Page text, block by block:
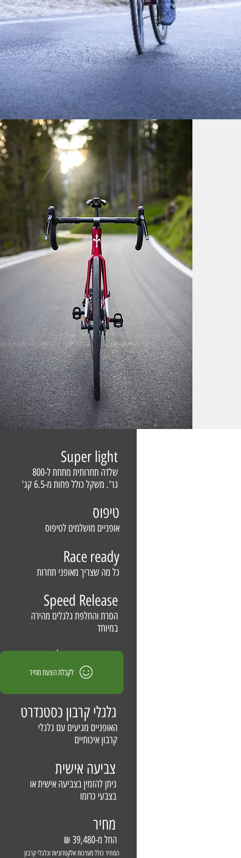
לקבלת הצעת מחיר
Super light
שלדה תחרותית מתחת ל-800
גר'. משקל כולל פחות מ-6.5 קג'
טיפוס
אופניים מושלמים לטיפוס
Race ready
כל מה שצריך מאופני תחרות
Speed Release
הסרת והחלפת גלגלים מהירה
במיוחד
כידון אינטגרלי
שלדה נקייה מכבלים למראה
גלגלי קרבון כסטנדרט
האופניים מגיעים עם גלגלי
קרבון איכותיים
צביעה אישית
ניתן להזמין בצביעה אישית או
בצבעי כרומו
מחיר
החל מ-39,480 ₪
המחיר כולל מערכות אלקטרוניות וגלגלי קרבון